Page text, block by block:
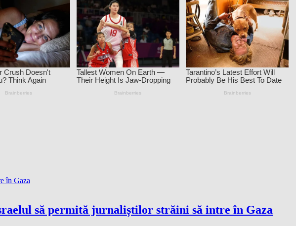
să permită jurnaliștilor străini să intre în Gaza